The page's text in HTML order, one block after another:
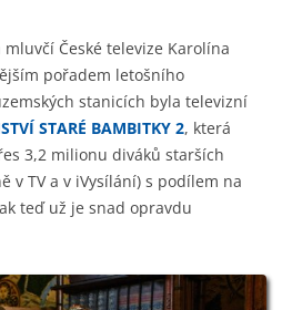
mluvčí České televize Karolína
pořadem letošního
stanicích byla televizní
STARÉ BAMBITKY 2, která
3,2 milionu diváků starších
v TV a v iVysílání) s podílem na
teď už je snad opravdu